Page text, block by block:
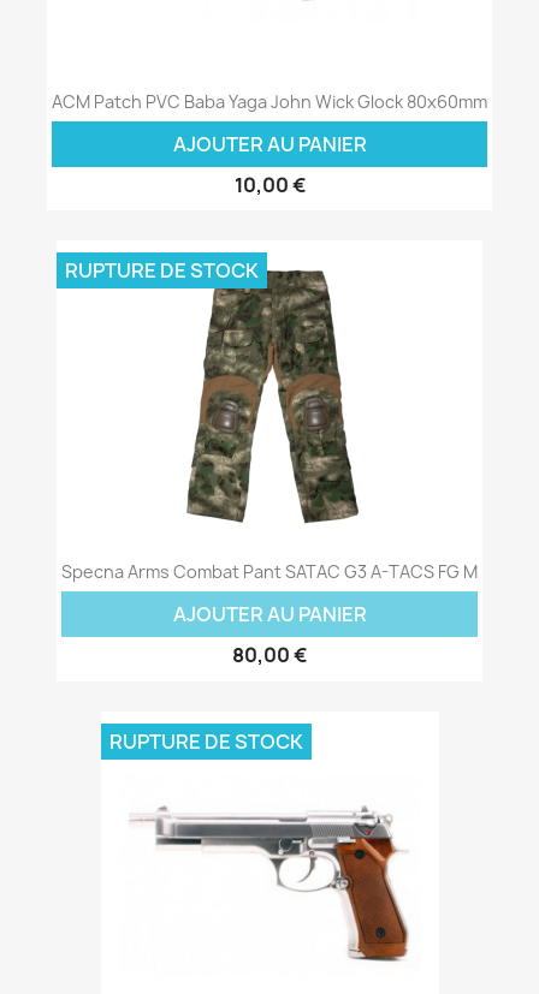
ACM Patch PVC Baba Yaga John Wick Glock 80x60mm
AJOUTER AU PANIER
10,00 €
Specna Arms Combat Pant SATAC G3 A-TACS FG M
AJOUTER AU PANIER
80,00 €
RUPTURE DE STOCK
RUPTURE DE STOCK